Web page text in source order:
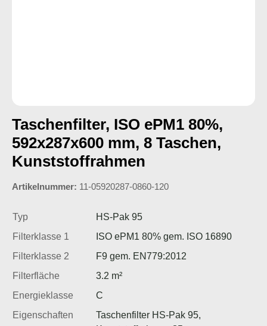
Taschenfilter, ISO ePM1 80%,
592x287x600 mm, 8 Taschen,
Kunststoffrahmen
Artikelnummer: 11-05920287-0860-120
Typ
HS-Pak 95
Filterklasse 1
ISO ePM1 80% gem. ISO 16890
Filterklasse 2
F9 gem. EN779:2012
Filterfläche
3.2 m²
Energieklasse
C
Eigenschaften
Taschenfilter HS-Pak 95,